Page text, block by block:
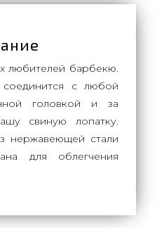
любителей барбекю.
с любой
головкой и за
свиную лопатку.
нержавеющей стали
для облегчения